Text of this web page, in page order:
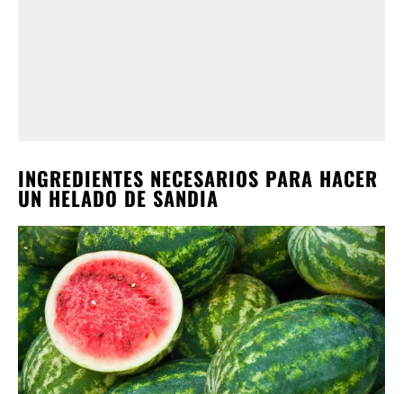
INGREDIENTES NECESARIOS PARA HACER
UN HELADO DE SANDIA